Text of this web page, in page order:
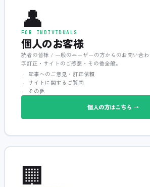
👤
FOR INDIVIDUALS
個人のお客様
読者の皆様 / 一般のユーザーの方からのお問い合
字訂正・サイトのご感想・その他全般。
記事へのご意見・訂正依頼
サイトに関するご質問
その他
個人の方はこちら →
🏢